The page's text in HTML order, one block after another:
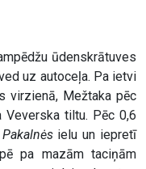
ūdenskrātuves
uz autoceļa. Pa ietvi
virzienā, Mežtaka pēc
Veverska tiltu. Pēc 0,6
Pakalnėsielu un iepretī
pa mazām taciņām